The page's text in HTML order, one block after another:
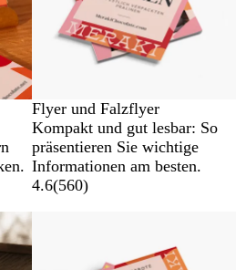
Flyer und Falzflyer
Kompakt und gut lesbar: So
präsentieren Sie wichtige
Informationen am besten.
4.6(560)